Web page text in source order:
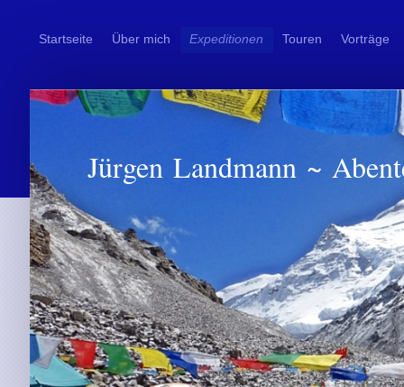
Startseite Über mich Expeditionen Touren Vorträge
Jürgen Landmann ~